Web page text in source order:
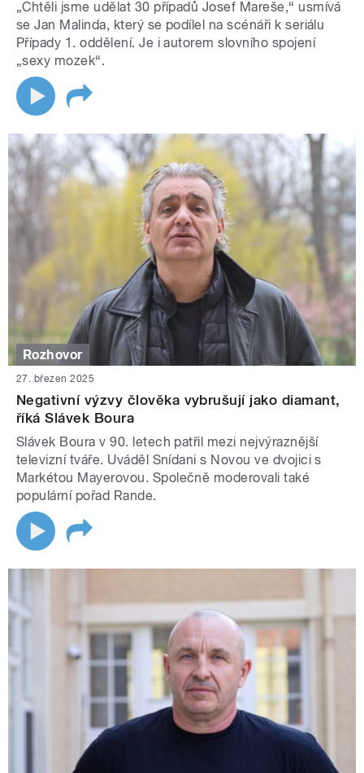
„Chtěli jsme udělat 30 případů Josef Mareše,“ usmívá
se Jan Malinda, který se podílel na scénáři k seriálu
Případy 1. oddělení. Je i autorem slovního spojení
„sexy mozek“.
Rozhovor
27. březen 2025
Negativní výzvy člověka vybrušují jako diamant,
říká Slávek Boura
Slávek Boura v 90. letech patřil mezi nejvýraznější
televizní tváře. Uváděl Snídani s Novou ve dvojici s
Markétou Mayerovou. Společně moderovali také
populární pořad Rande.